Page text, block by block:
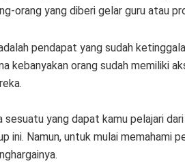
orang yang diberi gelar guru atau
pendapat yang sudah
kebanyakan orang sudah memiliki
sesuatu yang dapat kamu pelajari
ini. Namun, untuk mulai memahami